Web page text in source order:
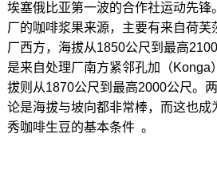
埃塞俄比亚第一波的合作社运动先锋
厂的咖啡浆果来源，主要有来自荷芙
厂西方，海拔从1850公尺到最高
是来自处理厂南方紧邻孔加（Konga
拔则从1870公尺到最高2000公尺。
论是海拔与坡向都非常棒，而这也成
秀咖啡生豆的基本条件 。